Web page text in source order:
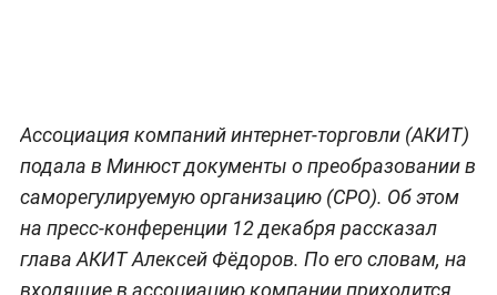
Ассоциация компаний интернет-торговли (АКИТ)
подала в Минюст документы о преобразовании в
саморегулируемую организацию (СРО). Об этом
на пресс-конференции 12 декабря рассказал
глава АКИТ Алексей Фёдоров. По его словам, на
входящие в ассоциацию компании приходится